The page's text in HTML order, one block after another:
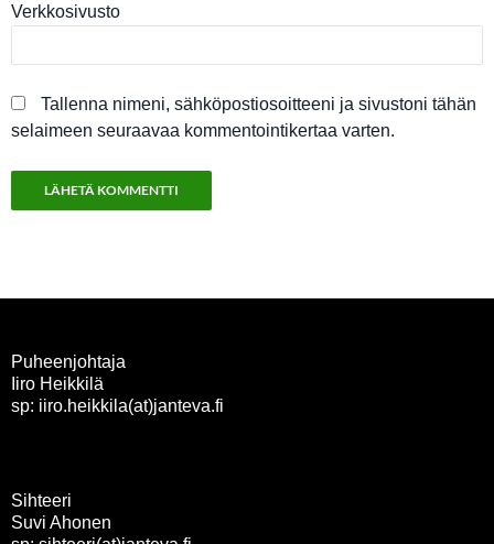
Verkkosivusto
Tallenna nimeni, sähköpostiosoitteeni ja sivustoni tähän
selaimeen seuraavaa kommentointikertaa varten.
Puheenjohtaja
Iiro Heikkilä
sp: iiro.heikkila(at)janteva.fi
Sihteeri
Suvi Ahonen